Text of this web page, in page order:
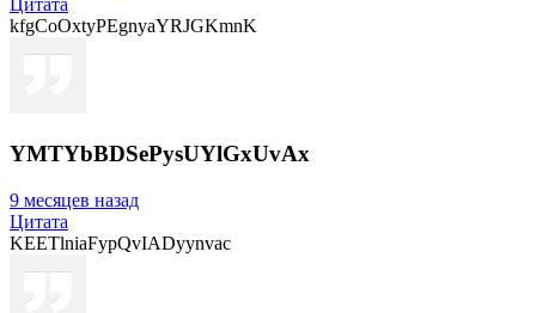
Цитата
kfgCoOxtyPEgnyaYRJGKmnK
YMTYbBDSePysUYlGxUvAx
9 месяцев назад
Цитата
KEETlniaFypQvIADyynvac